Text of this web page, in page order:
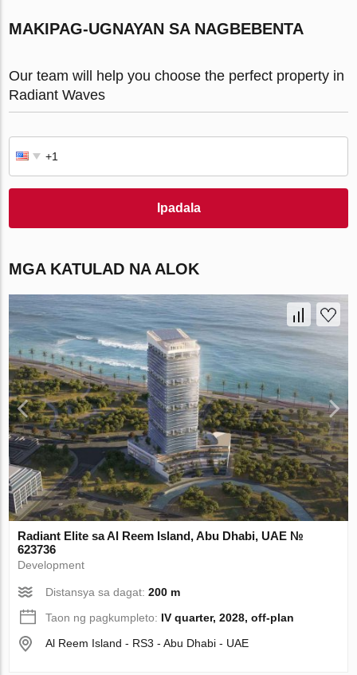
MAKIPAG-UGNAYAN SA NAGBEBENTA
Our team will help you choose the perfect property in
Radiant Waves
Ipadala
MGA KATULAD NA ALOK
Radiant Elite sa Al Reem Island, Abu Dhabi, UAE №
623736
Development
Distansya sa dagat:200 m
Taon ng pagkumpleto: IV quarter, 2028, off-plan
Al Reem Island - RS3 - Abu Dhabi - UAE